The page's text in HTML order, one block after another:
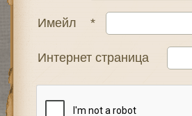
Имейл *
Интернет страница